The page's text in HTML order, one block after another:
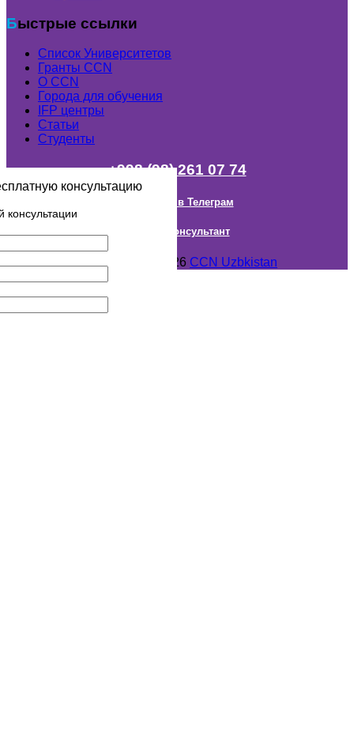
Быстрые ссылки
Список Университетов
Гранты ССN
О ССN
Города для обучения
IFP центры
Статьи
Студенты
+998 (98) 261 07 74
Наш канал в Телеграм
Онлайн Консультант
Авторское право © 2018- 2026 CCN Uzbkistan
консультацию
консультации